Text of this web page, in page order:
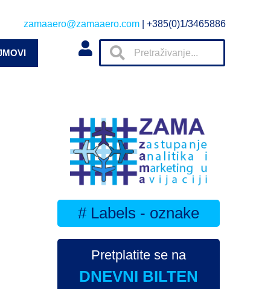
zamaaero@zamaaero.com | +385(0)1/3465886
# Labels - oznake
Pretplatite se na
DNEVNI BILTEN